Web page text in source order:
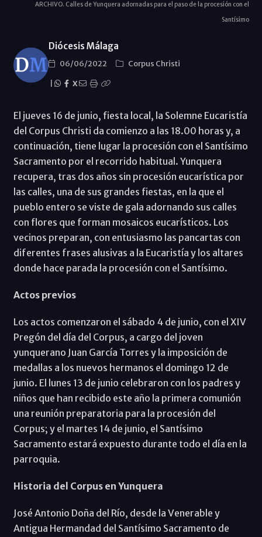
ARCHIVO. Calles de Yunquera adornadas para el paso de la procesión con el
Santísimo
Diócesis Málaga
06/06/2022
Corpus Christi
X
El jueves 16 de junio, fiesta local, la Solemne Eucaristía
del Corpus Christi da comienzo a las 18.00 horas y, a
continuación, tiene lugar la procesión con el Santísimo
Sacramento por el recorrido habitual. Yunquera
recupera, tras dos años sin procesión eucarística por
las calles, una de sus grandes fiestas, en la que el
pueblo entero se viste de gala adornando sus calles
con flores que forman mosaicos eucarísticos. Los
vecinos preparan, con entusiasmo las pancartas con
diferentes frases alusivas a la Eucaristía y los altares
donde hace parada la procesión con el Santísimo.
Actos previos
Los actos comenzaron el sábado 4 de junio, con el XIV
Pregón del día del Corpus, a cargo del joven
yunquerano Juan García Torres y la imposición de
medallas a los nuevos hermanos el domingo 12 de
junio. El lunes 13 de junio celebraron con los padres y
niños que han recibido este año la primera comunión
una reunión preparatoria para la procesión del
Corpus; y el martes 14 de junio, el Santísimo
Sacramento estará expuesto durante todo el día en la
parroquia.
Historia del Corpus en Yunquera
José Antonio Doña del Río, desde la Venerable y
Antigua Hermandad del Santísimo Sacramento de